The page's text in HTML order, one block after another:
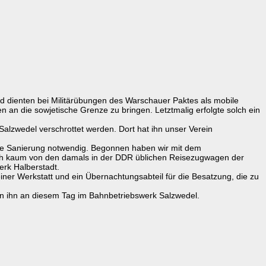
bei Militärübungen des Warschauer Paktes als mobile
an die sowjetische Grenze zu bringen. Letztmalig erfolgte solch ein
verschrottet werden. Dort hat ihn unser Verein
Sanierung notwendig. Begonnen haben wir mit dem
von den damals in der DDR üblichen Reisezugwagen der
Halberstadt.
Werkstatt und ein Übernachtungsabteil für die Besatzung, die zu
an diesem Tag im Bahnbetriebswerk Salzwedel.